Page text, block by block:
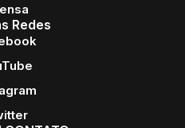
Redes